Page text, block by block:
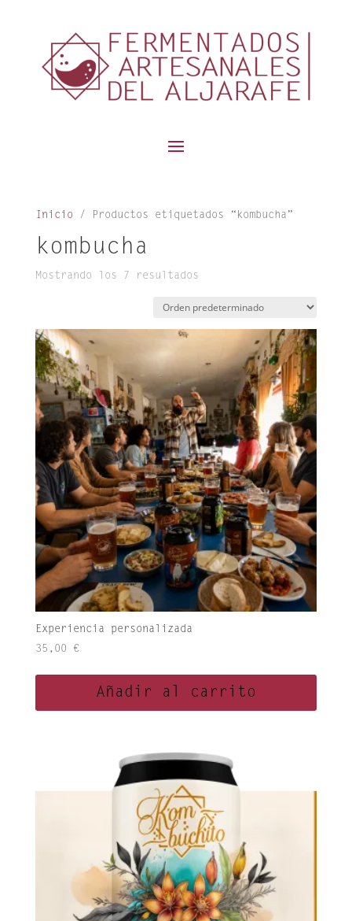
Inicio / Productos etiquetados “kombucha”
kombucha
Mostrando los 7 resultados
Experiencia personalizada
35,00 €
Añadir al carrito